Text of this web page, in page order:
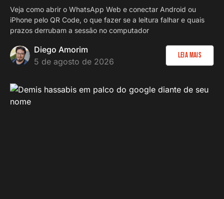
Veja como abrir o WhatsApp Web e conectar Android ou
iPhone pelo QR Code, o que fazer se a leitura falhar e quais
prazos derrubam a sessão no computador
Diego Amorim
5 de agosto de 2026
Leia Mais